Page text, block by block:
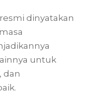
dinyatakan
untuk
dan